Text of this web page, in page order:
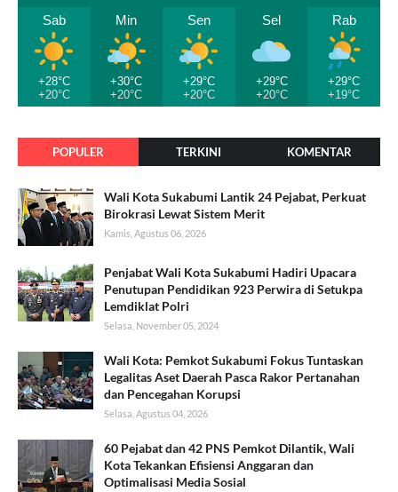
Sab
+28°C
+20°C
Min
+30°C
+20°C
Sen
+29°C
+20°C
Sel
+29°C
+20°C
Rab
+29°C
+19°C
POPULER TERKINI KOMENTAR
Wali Kota Sukabumi Lantik 24 Pejabat, Perkuat
Birokrasi Lewat Sistem Merit
Kamis, Agustus 06, 2026
Penjabat Wali Kota Sukabumi Hadiri Upacara
Penutupan Pendidikan 923 Perwira di Setukpa
Lemdiklat Polri
Selasa, November 05, 2024
Wali Kota: Pemkot Sukabumi Fokus Tuntaskan
Legalitas Aset Daerah Pasca Rakor Pertanahan
dan Pencegahan Korupsi
Selasa, Agustus 04, 2026
60 Pejabat dan 42 PNS Pemkot Dilantik, Wali
Kota Tekankan Efisiensi Anggaran dan
Optimalisasi Media Sosial